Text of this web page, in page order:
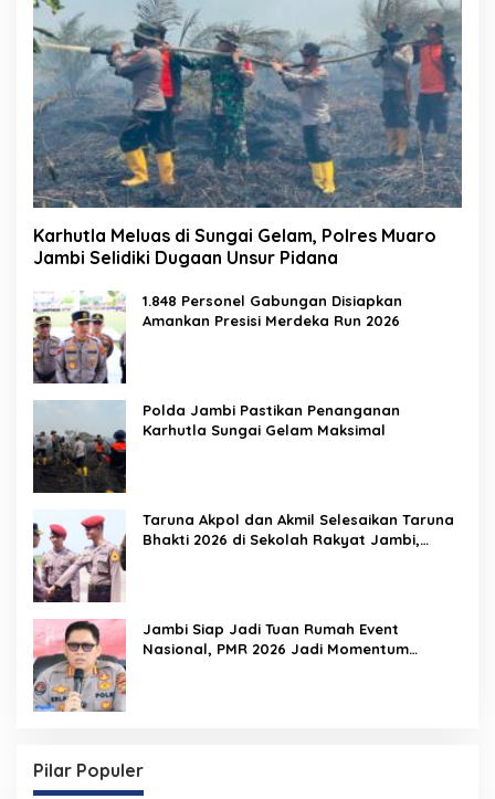
Karhutla Meluas di Sungai Gelam, Polres Muaro
Jambi Selidiki Dugaan Unsur Pidana
1.848 Personel Gabungan Disiapkan
Amankan Presisi Merdeka Run 2026
Polda Jambi Pastikan Penanganan
Karhutla Sungai Gelam Maksimal
Taruna Akpol dan Akmil Selesaikan Taruna
Bhakti 2026 di Sekolah Rakyat Jambi,
Jambi Siap Jadi Tuan Rumah Event
Nasional, PMR 2026 Jadi Momentum
Pilar Populer